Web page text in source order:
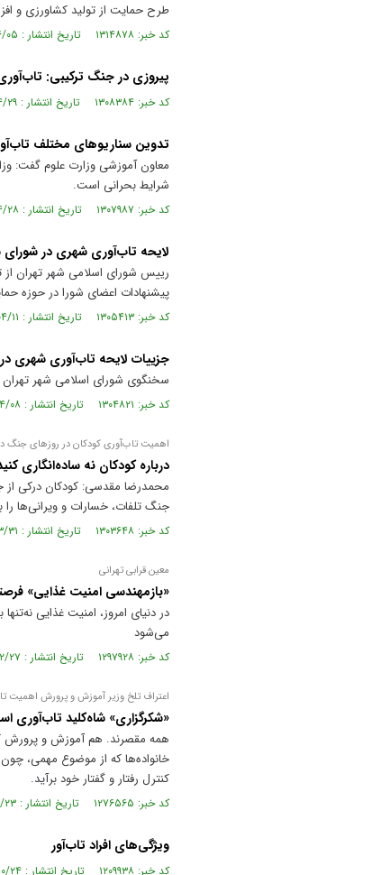
طرح حمایت از تولید کشاورزی و
کد خبر: ۱۳۱۴۸۷۸ تاریخ انتشار : ۱۴۰۴/۰۶/۰۵
پیروزی در جنگ ترکیبی:
کد خبر: ۱۳۰۸۳۸۴ تاریخ انتشار : ۱۴۰۴/۰۴/۲۹
تدوین سناریوهای مختلف
معاون آموزشی وزارت علوم گفت:
شرایط بحرانی است.
کد خبر: ۱۳۰۷۹۸۷ تاریخ انتشار : ۱۴۰۴/۰۴/۲۸
لایحه تاب‌آوری شهری در
رییس شورای اسلامی شهر تهران
پیشنهادات اعضای شورا در حوزه
کد خبر: ۱۳۰۵۴۱۳ تاریخ انتشار : ۱۴۰۴/۰۴/۱۱
جزییات لایحه تاب‌آوری شهری
سخنگوی شورای اسلامی شهر
کد خبر: ۱۳۰۴۸۲۱ تاریخ انتشار : ۱۴۰۴/۰۴/۰۸
اهمیت تاب‌آوری کودکان در روز‌های جنگ
درباره کودکان نه ساده‌انگاری
محمدرضا مقدسی: کودکان درکی
جنگ تلفات، خسارات و ویرانی‌ها را
کد خبر: ۱۳۰۳۶۴۸ تاریخ انتشار : ۱۴۰۴/۰۳/۳۱
معین قرابی تهرانی
«بازمهندسی امنیت غذایی»
در دنیای امروز، امنیت غذایی
می‌شود
کد خبر: ۱۲۹۷۹۲۸ تاریخ انتشار : ۱۴۰۴/۰۲/۲۷
اعتراف تلخ وزیر آموزش و پرورش اهمیت
«شکرگزاری» شاه‌کلید تاب‌آوری
همه مقصرند. هم آموزش و پرورش
خانواده‌ها که از موضوع مهمی،
کنترل رفتار و گفتار خود برآید.
کد خبر: ۱۲۷۶۵۶۵ تاریخ انتشار : ۱۴۰۳/۱۰/۲۳
ویژگی‌های افراد تاب‌آور
کد خبر: ۱۲۰۹۹۳۸ تاریخ انتشار : ۱۴۰۲/۱۰/۲۴